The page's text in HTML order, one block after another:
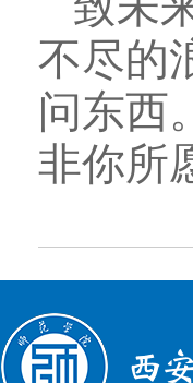
不尽的
问 东西
非你所